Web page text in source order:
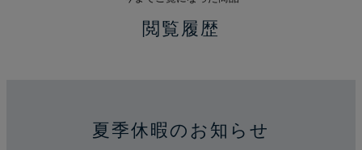
閲覧履歴
夏季休暇のお知らせ